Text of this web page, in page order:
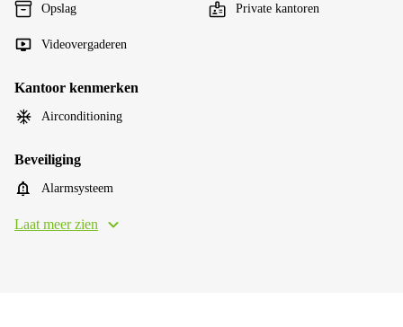
Opslag Private kantoren
Videovergaderen
Kantoor kenmerken
Airconditioning
Beveiliging
Alarmsysteem
Laat meer zien